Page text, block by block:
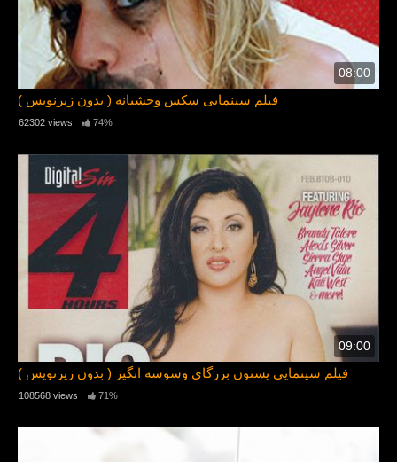
08:00
( بدون زیرنویس ) فیلم سینمایی سکس وحشیانه
62302 views 74%
09:00
( بدون زیرنویس ) فیلم سینمایی پستون بزرگای وسوسه انگیز
108568 views 71%